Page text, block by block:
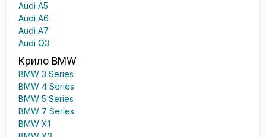
Audi A5
Audi A6
Audi A7
Audi Q3
Крило BMW
BMW 3 Series
BMW 4 Series
BMW 5 Series
BMW 7 Series
BMW X1